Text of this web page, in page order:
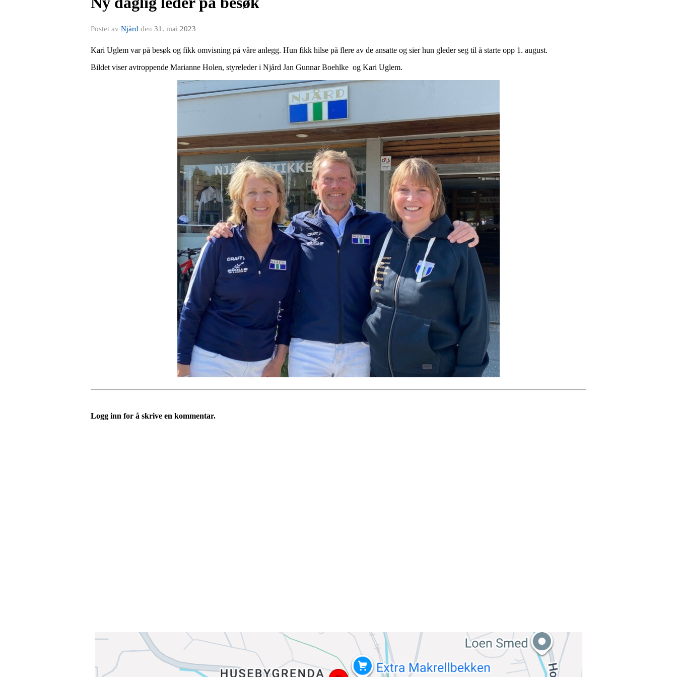
Postet av Njård den 31. mai 2023
Kari Uglem var på besøk og fikk omvisning på våre anlegg. Hun fikk hilse på flere av de ansatte og sier hun gleder seg til å starte opp 1. august.
Bildet viser avtroppende Marianne Holen, styreleder i Njård Jan Gunnar Boehlke og Kari Uglem.
Logg inn for å skrive en kommentar.